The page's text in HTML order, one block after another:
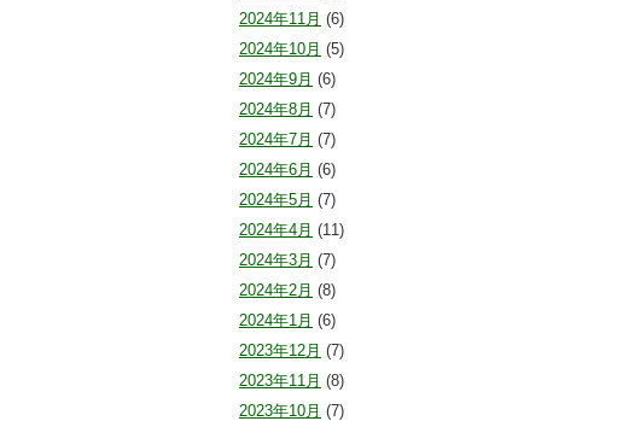
2024年11月 (6)
2024年10月 (5)
2024年9月 (6)
2024年8月 (7)
2024年7月 (7)
2024年6月 (6)
2024年5月 (7)
2024年4月 (11)
2024年3月 (7)
2024年2月 (8)
2024年1月 (6)
2023年12月 (7)
2023年11月 (8)
2023年10月 (7)